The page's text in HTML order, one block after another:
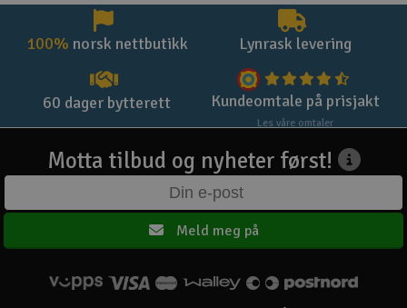
100% norsk nettbutikk Lynrask levering
60 dager bytterett Kundeomtale på prisjakt
Les våre omtaler
Motta tilbud og nyheter først!
Meld meg på